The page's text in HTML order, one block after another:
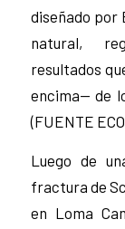
diseñado por
natural,
resultados
encima— de
(FUENTE
Luego de
fractura de
en Loma